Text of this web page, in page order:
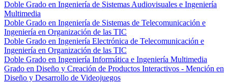
Doble Grado en Ingeniería de Sistemas Audiovisuales e Ingeniería
Multimedia
Doble Grado en Ingeniería de Sistemas de Telecomunicación e
Ingeniería en Organización de las TIC
Doble Grado en Ingeniería Electrónica de Telecomunicación e
Ingeniería en Organización de las TIC
Doble Grado en Ingeniería Informática e Ingeniería Multimedia
Grado en Diseño y Creación de Productos Interactivos - Mención en
Diseño y Desarrollo de Videojuegos